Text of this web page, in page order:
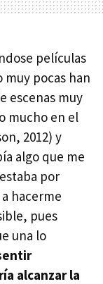
películas
pocas han
escenas muy
mucho en el
2012) y
algo que me
por
hacerme
pues
una lo
alcanzar la